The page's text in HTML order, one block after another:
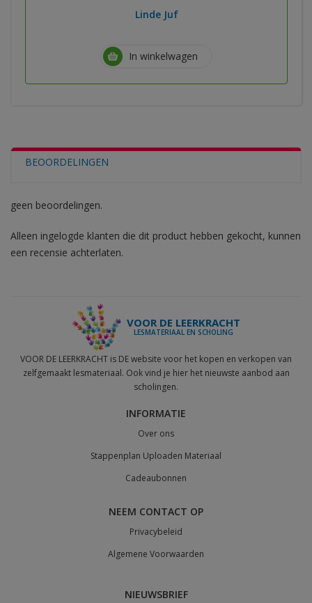
Linde Juf
In winkelwagen
BEOORDELINGEN
geen beoordelingen.
Alleen ingelogde klanten die dit product hebben gekocht, kunnen
een recensie achterlaten.
VOOR DE LEERKRACHT
LESMATERIAAL EN SCHOLING
VOOR DE LEERKRACHT is DE website voor het kopen en verkopen van
zelfgemaakt lesmateriaal. Ook vind je hier het nieuwste aanbod aan
scholingen.
INFORMATIE
Over ons
Stappenplan Uploaden Materiaal
Cadeaubonnen
NEEM CONTACT OP
Privacybeleid
Algemene Voorwaarden
NIEUWSBRIEF